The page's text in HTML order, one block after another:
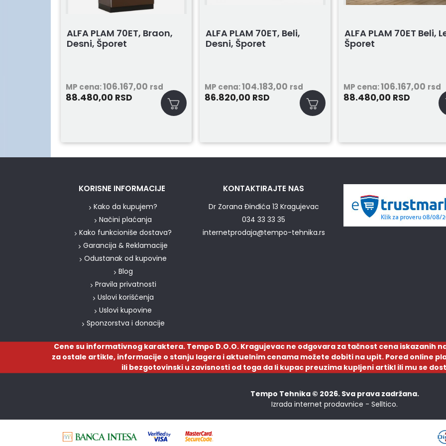
ALFA PLAM 70ET, Braon,
Desni, Šporet
MP cena:106.167,00 rsd
88.480,00 RSD
ALFA PLAM 70ET, Beli,
Desni, Šporet
MP cena:104.183,00 rsd
86.820,00 RSD
ALFA PLAM 70ET Beli,
Šporet
MP cena:106.167,00 rsd
88.480,00 RSD
KORISNE INFORMACIJE
Kako da kupujem?
Načini plaćanja
Kako funkcioniše dostava?
Garancija & Reklamacije
Odustanak od kupovine
Blog
Pravila privatnosti
Uslovi korišćenja
Uslovi kupovine
Sponzorstva i donacije
KONTAKTIRAJTE NAS
Dr Zorana Đinđića 13 Kragujevac
034 33 33 35
internetprodaja@tempo-tehnika.rs
Cene su informativnog karaktera. Tempo D.O.O. Kragujevac ne odgovara za tačnost cena iskazanih
za ostale artikle, informacije o stanju lagera i aktuelnim cenama možete dobiti na upit. Pored online
ili bezgotovinski u zavisnosti od toga da li kupac preuzima kupljeni artikl ili mu se
Tempo Tehnika © 2026. Sva prava zadržana.
Izrada internet prodavnice - Selltico.